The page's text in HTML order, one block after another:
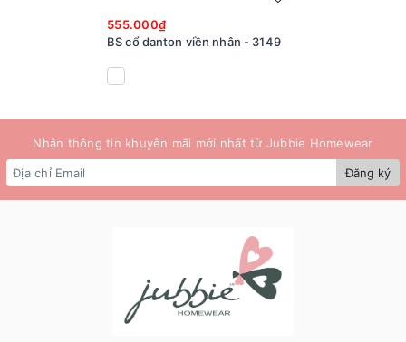
555.000₫
BS cổ danton viền nhân - 3149
Nhận thông tin khuyến mãi mới nhất từ Jubbie Homewear
Đăng ký